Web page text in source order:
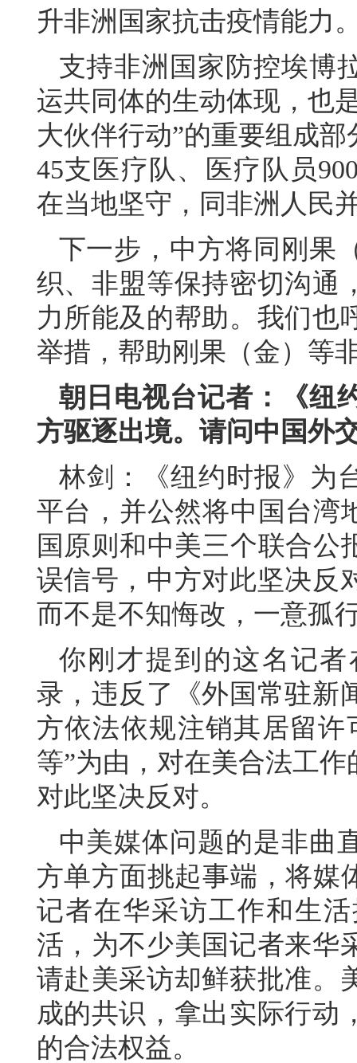
升非洲国家抗击疫情能力
支持非洲国家防控埃博
运共同体的生动体现，也
大伙伴行动”的重要组成
45支医疗队、医疗队员
在当地坚守，同非洲人民
下一步，中方将同刚果
织、非盟等保持密切沟通
力所能及的帮助。我们也
举措，帮助刚果（金）等
朝日电视台记者：《纽
方驱逐出境。请问中国外
林剑：《纽约时报》为
平台，并公然将中国台湾
国原则和中美三个联合公
误信号，中方对此坚决反
而不是不知悔改，一意孤
你刚才提到的这名记
录，违反了《外国常驻新
方依法依规注销其居留
等”为由，对在美合法工
对此坚决反对。
中美媒体问题的是非曲
方单方面挑起事端，将媒
记者在华采访工作和生
活，为不少美国记者来华
请赴美采访却鲜获批准。
成的共识，拿出实际行动
的合法权益。